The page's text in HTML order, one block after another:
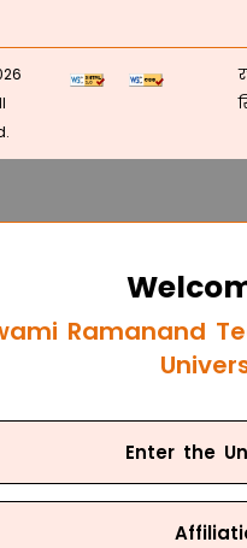
Ramanand
Enter the